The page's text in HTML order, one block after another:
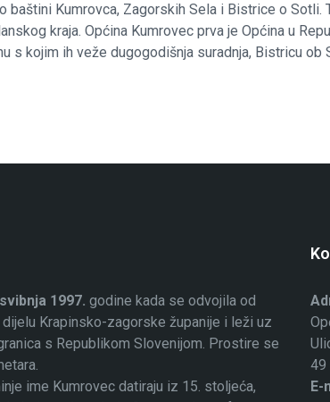
Kumrovca, Zagorskih Sela i Bistrice o
kraja. Općina Kumrovec prva je Općina u
s kojim ih veže dugogodišnja suradnja, Bistricu
1997. godine kada se odvojila od
Krapinsko-zagorske županije i leži uz
s Republikom Slovenijom. Prostire se
ime Kumrovec datiraju iz 15. stoljeća,
49
E-